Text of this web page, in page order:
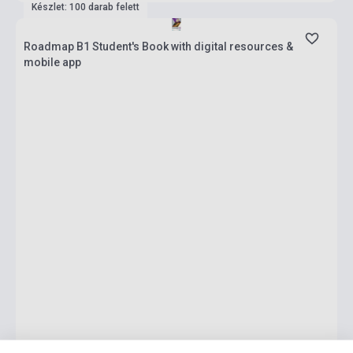
Készlet: 100 darab felett
Roadmap B1 Student's Book with digital resources &
mobile app